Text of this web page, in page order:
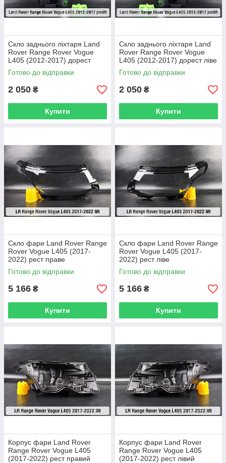
Скло заднього ліхтаря Land
Rover Range Rover Vogue
L405 (2012-2017) дорест
праве
Готово до відправки
2 050 ₴
Купити
Скло заднього ліхтаря Land
Rover Range Rover Vogue
L405 (2012-2017) дорест ліве
Готово до відправки
2 050 ₴
Купити
Скло фари Land Rover Range
Rover Vogue L405 (2017-
2022) рест праве
Готово до відправки
5 166 ₴
Купити
Скло фари Land Rover Range
Rover Vogue L405 (2017-
2022) рест ліве
Готово до відправки
5 166 ₴
Купити
Корпус фари Land Rover
Range Rover Vogue L405
(2017-2022) рест правий
Корпус фари Land Rover
Range Rover Vogue L405
(2017-2022) рест лівий